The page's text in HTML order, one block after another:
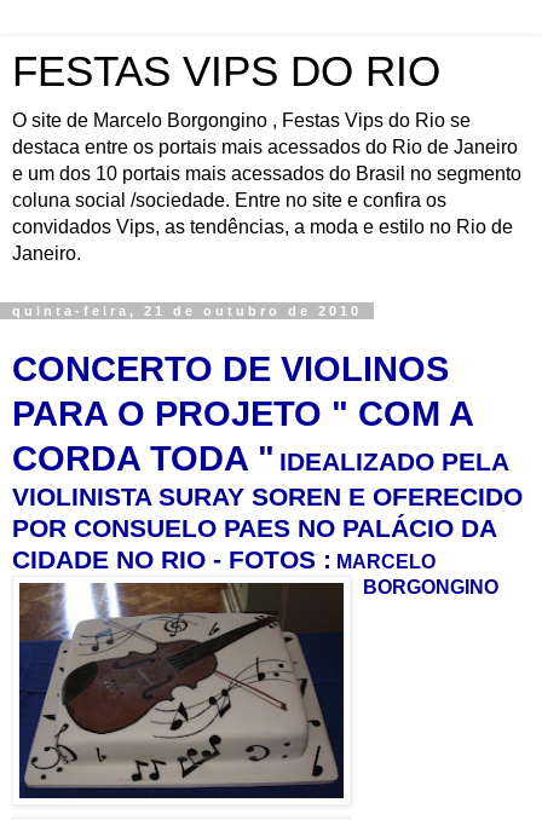
FESTAS VIPS DO RIO
O site de Marcelo Borgongino , Festas Vips do Rio se
destaca entre os portais mais acessados do Rio de Janeiro
e um dos 10 portais mais acessados do Brasil no segmento
coluna social /sociedade. Entre no site e confira os
convidados Vips, as tendências, a moda e estilo no Rio de
Janeiro.
quinta-feira, 21 de outubro de 2010
CONCERTO DE VIOLINOS
PARA O PROJETO " COM A
CORDA TODA " IDEALIZADO PELA
VIOLINISTA SURAY SOREN E OFERECIDO
POR CONSUELO PAES NO PALÁCIO DA
CIDADE NO RIO - FOTOS : MARCELO
BORGONGINO